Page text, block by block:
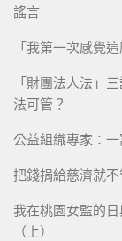
謠言
「我第一次感覺
「財團法人法」
法可管？
公益組織專家：
把錢捐給慈濟就
我在桃園女監的
（上）